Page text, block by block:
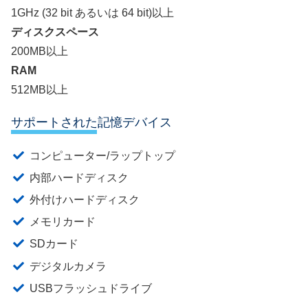
1GHz (32 bit あるいは 64 bit)以上
ディスクスペース
200MB以上
RAM
512MB以上
サポートされた記憶デバイス
コンピューター/ラップトップ
内部ハードディスク
外付けハードディスク
メモリカード
SDカード
デジタルカメラ
USBフラッシュドライブ